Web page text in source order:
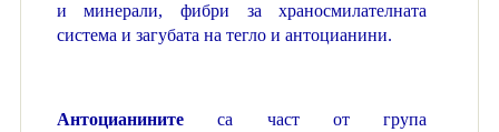
и минерали, фибри за храносмилателната
система и загубата на тегло и антоцианини.
Антоцианинитеса част от група